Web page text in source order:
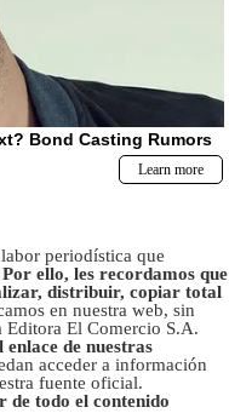
periodística que
Por ello, les recordamos que
distribuir, copiar total
en nuestra web, sin
Editora El Comercio S.A.
de nuestras
acceder a información
fuente oficial.
de todo el contenido